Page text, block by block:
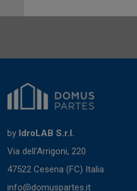
by IdroLAB S.r.l.
Via dell'Arrigoni, 220
47522 Cesena (FC) Italia
info@domuspartes.it